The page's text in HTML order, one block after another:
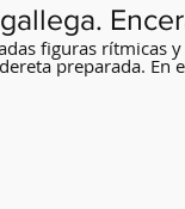
figuras rítmicas
preparada. En
limpiar el